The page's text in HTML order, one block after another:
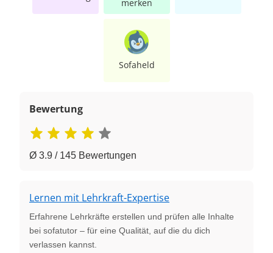
merken
Sofaheld
Bewertung
Ø 3.9 / 145 Bewertungen
Lernen mit Lehrkraft-Expertise
Erfahrene Lehrkräfte erstellen und prüfen alle Inhalte
bei sofatutor – für eine Qualität, auf die du dich
verlassen kannst.